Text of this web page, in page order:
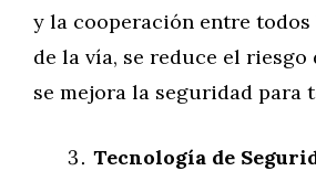
y la cooperación entre
de la vía, se reduce el
se mejora la seguridad para
Tecnología de